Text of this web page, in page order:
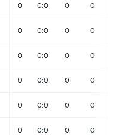
0 0:0 0 0
0 0:0 0 0
0 0:0 0 0
0 0:0 0 0
0 0:0 0 0
0 0:0 0 0